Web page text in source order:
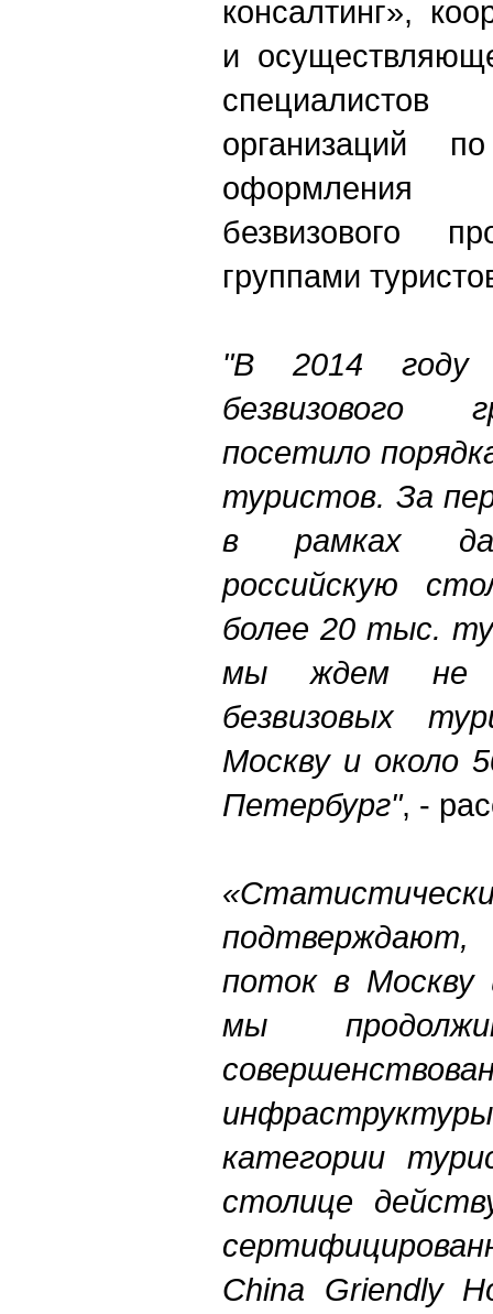
консалтинг»,
и
организаций
оформления
безвизового
группами
"В 2014 году
безвизового
посетило
туристов. За
в рамках
российскую
более 20 тыс.
мы ждем не
безвизовых
Москву и около
Петербург", -
подтверждают,
поток в
мы
категории
столице
China Griendly